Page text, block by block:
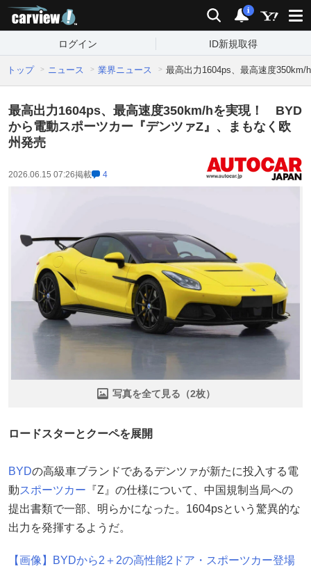
検索 通知
i
ログイン ID新規取得
トップ ニュース 業界ニュース 最高出力1604ps、最高速度
最高出力1604ps、最高速度350km/hを実現！ BYD
から電動スポーツカー『デンツァZ』、まもなく欧
州発売
2026.06.15 07:26掲載 4
写真を全て見る（2枚）
ロードスターとクーペを展開
BYDの高級車ブランドであるデンツァが新たに投入する電
動スポーツカー 『Z』の仕様について、中国規制当局への
提出書類で一部、明らかになった。1604psという驚異的な
出力を発揮するようだ。
【画像】BYDから2＋2の高性能2ドア・スポーツカー登場